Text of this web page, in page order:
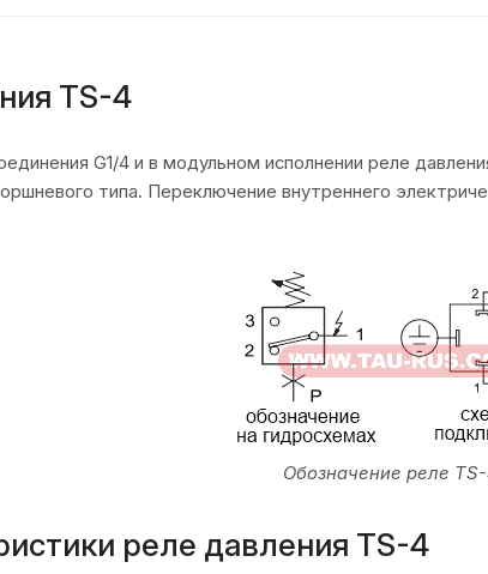
TS-4
G1/4 и в модульном исполнении реле
типа. Переключение внутреннего
Обозначение реле
реле давления TS-4